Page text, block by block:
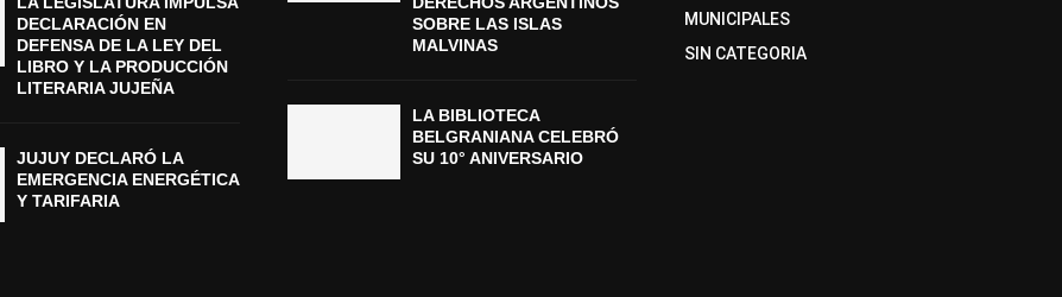
DECLARACIÓN EN
DEFENSA DE LA LEY DEL
LIBRO Y LA PRODUCCIÓN
LITERARIA JUJEÑA
JUJUY DECLARÓ LA
EMERGENCIA ENERGÉTICA
Y TARIFARIA
SOBRE LAS ISLAS
MALVINAS
LA BIBLIOTECA
BELGRANIANA CELEBRÓ
SU 10° ANIVERSARIO
MUNICIPALES
SIN CATEGORIA